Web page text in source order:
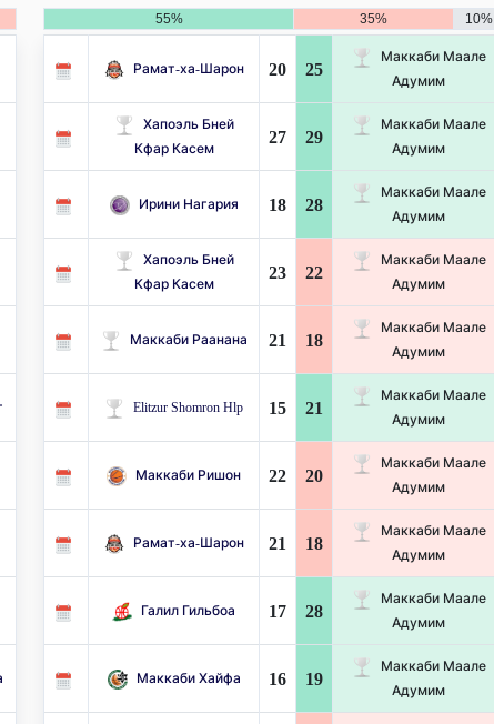
55% 35% 10%
Рамат-ха-Шарон 20 25
Маккаби Маале
Адумим
Хапоэль Бней
Кфар Касем
27 29
Маккаби Маале
Адумим
Ирини Нагария 18 28
Маккаби Маале
Адумим
Хапоэль Бней
Кфар Касем
23 22
Маккаби Маале
Адумим
Маккаби Раанана 21 18
Маккаби Маале
Адумим
Elitzur Shomron Hlp 15 21
Маккаби Маале
Адумим
Маккаби Ришон 22 20
Маккаби Маале
Адумим
Рамат-ха-Шарон 21 18
Маккаби Маале
Адумим
Галил Гильбоа 17 28
Маккаби Маале
Адумим
Маккаби Хайфа 16 19
Маккаби Маале
Адумим